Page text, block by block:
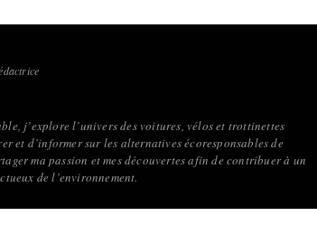
j’explore l’univers des voitures, vélos et trottinettes
et d’informer sur les alternatives écoresponsables de
ma passion et mes découvertes afin de contribuer à un
de l’environnement.